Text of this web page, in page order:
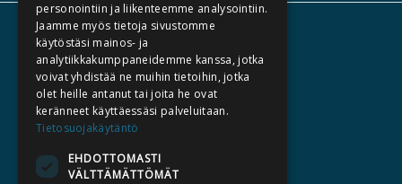
TIETOA MEISTÄ
TEKIJÄT
KATALOGIT
AJANKOHTAISTA
HALUATKO KIRJAILIJAKSI
personointiin ja liikenteemme analysointiin.
Jaamme myös tietoja sivustomme
käytöstäsi mainos- ja
analytiikkakumppaneidemme kanssa, jotka
voivat yhdistää ne muihin tietoihin, jotka
olet heille antanut tai joita he ovat
keränneet käyttäessäsi palveluitaan.
Tietosuojakäytäntö
EHDOTTOMASTI
VÄLTTÄMÄTTÖMÄT